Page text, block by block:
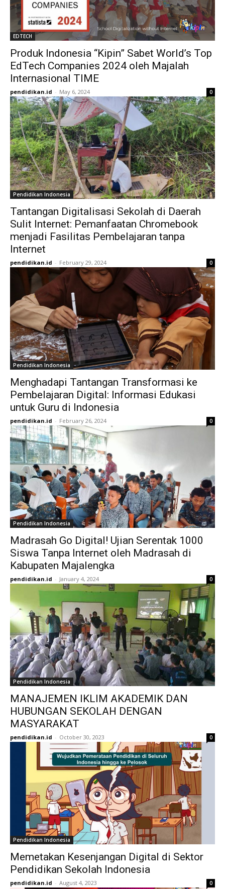
EDTECH
Produk Indonesia “Kipin” Sabet World’s Top
EdTech Companies 2024 oleh Majalah
Internasional TIME
pendidikan.id - May 6, 2024 0
Pendidikan Indonesia
Tantangan Digitalisasi Sekolah di Daerah
Sulit Internet: Pemanfaatan Chromebook
menjadi Fasilitas Pembelajaran tanpa
Internet
pendidikan.id - February 29, 2024 0
Pendidikan Indonesia
Menghadapi Tantangan Transformasi ke
Pembelajaran Digital: Informasi Edukasi
untuk Guru di Indonesia
pendidikan.id - February 26, 2024 0
Pendidikan Indonesia
Madrasah Go Digital! Ujian Serentak 1000
Siswa Tanpa Internet oleh Madrasah di
Kabupaten Majalengka
pendidikan.id - January 4, 2024 0
Pendidikan Indonesia
MANAJEMEN IKLIM AKADEMIK DAN
HUBUNGAN SEKOLAH DENGAN
MASYARAKAT
pendidikan.id - October 30, 2023 0
Pendidikan Indonesia
Memetakan Kesenjangan Digital di Sektor
Pendidikan Sekolah Indonesia
pendidikan.id - August 4, 2023 0